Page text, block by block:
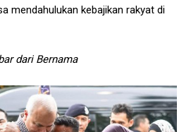
mendahulukan kebajikan rakyat di
dari Bernama